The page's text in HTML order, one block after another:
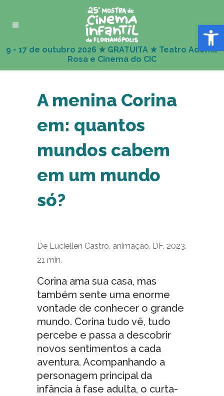
Abrir
A menina Corina
em: quantos
mundos cabem
em um mundo
só?
De Luciellen Castro, animação, DF, 2023,
21 min.
Corina ama sua casa, mas
também sente uma enorme
vontade de conhecer o grande
mundo. Corina tudo vê, tudo
percebe e passa a descobrir
novos sentimentos a cada
aventura. Acompanhando a
personagem principal da
infância à fase adulta, o curta-